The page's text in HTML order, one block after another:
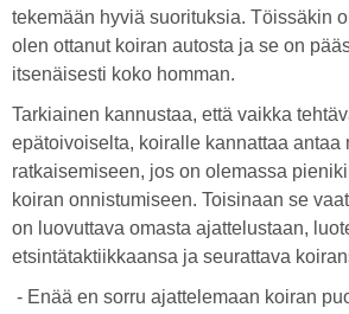
tekemään hyviä suorituksia. Töissäkin
olen ottanut koiran autosta ja se on
itsenäisesti koko homman.
Tarkiainen kannustaa, että vaikka
epätoivoiselta, koiralle kannattaa antaa
ratkaisemiseen, jos on olemassa
koiran onnistumiseen. Toisinaan se
on luovuttava omasta ajattelustaan,
etsintätaktiikkaansa ja seurattava
- Enää en sorru ajattelemaan koiran